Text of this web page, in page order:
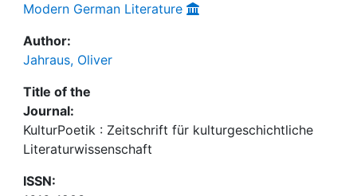
Modern German Literature
Author:
Jahraus, Oliver
Title of the
Journal:
KulturPoetik : Zeitschrift für kulturgeschichtliche
Literaturwissenschaft
ISSN: